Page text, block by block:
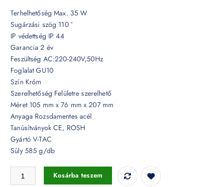
Terhelhetőség Max. 35 W
Sugárzási szög 110 °
IP védettség IP 44
Garancia 2 év
Feszültség AC:220-240V,50Hz
Foglalat GU10
Szín Króm
Szerelhetőség Felületre szerelhető
Méret 105 mm x 76 mm x 207 mm
Anyaga Rozsdamentes acél
Tanúsítványok CE, ROSH
Gyártó V-TAC
Súly 585 g/db
GU10 foglalattal ellátott fali LED lámpa 2 irányú - 7507 mennyiség
Kosárba teszem